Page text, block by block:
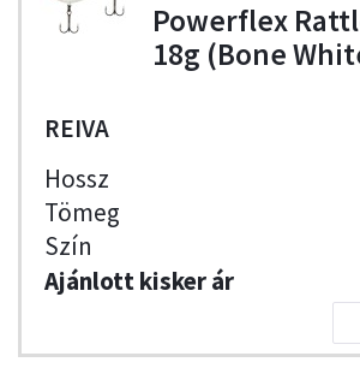
Powerflex
18g (Bone
REIVA